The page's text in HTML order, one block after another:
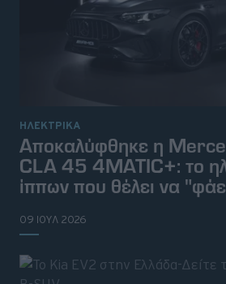
ΗΛΕΚΤΡΙΚΑ
Αποκαλύφθηκε η
CLA 45 4MATIC+: το
ίππων που θέλει να
09 ΙΟΥΛ 2026